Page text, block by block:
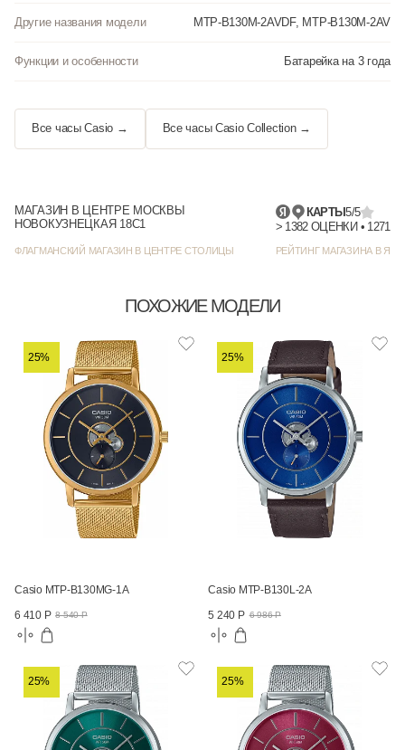
Другие названия модели MTP-B130M-2AVDF, MTP-B130M-2AV
Функции и особенности Батарейка на 3 года
Все часы Casio → Все часы Casio Collection →
МАГАЗИН В ЦЕНТРЕ МОСКВЫ
НОВОКУЗНЕЦКАЯ 18С1
ФЛАГМАНСКИЙ МАГАЗИН В ЦЕНТРЕ СТОЛИЦЫ
КАРТЫ5/5
РЕЙТИНГ МАГАЗИНА В
ПОХОЖИЕ МОДЕЛИ
25%
Casio MTP-B130MG-1A
6 410 Р 8 540 Р
25%
Casio MTP-B130L-2A
5 240 Р 6 986 Р
25% 25%